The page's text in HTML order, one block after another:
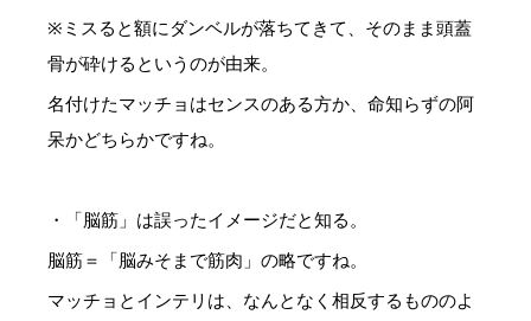
※ミスると額にダンベルが落ちてきて、そのまま頭蓋
骨が砕けるというのが由来。
名付けたマッチョはセンスのある方か、命知らずの阿
呆かどちらかですね。
・「脳筋」は誤ったイメージだと知る。
脳筋＝「脳みそまで筋肉」の略ですね。
マッチョとインテリは、なんとなく相反するもののよ